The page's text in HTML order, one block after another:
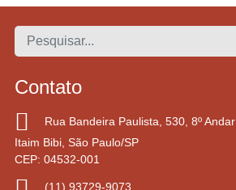
Contato
Rua Bandeira Paulista, 530, 8º Andar
Itaim Bibi, São Paulo/SP
CEP: 04532-001
(11) 93729-9073